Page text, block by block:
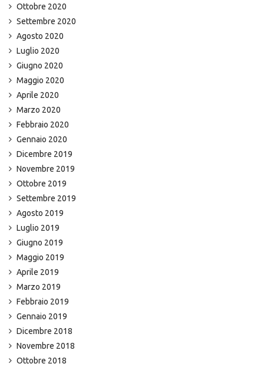
Ottobre 2020
Settembre 2020
Agosto 2020
Luglio 2020
Giugno 2020
Maggio 2020
Aprile 2020
Marzo 2020
Febbraio 2020
Gennaio 2020
Dicembre 2019
Novembre 2019
Ottobre 2019
Settembre 2019
Agosto 2019
Luglio 2019
Giugno 2019
Maggio 2019
Aprile 2019
Marzo 2019
Febbraio 2019
Gennaio 2019
Dicembre 2018
Novembre 2018
Ottobre 2018